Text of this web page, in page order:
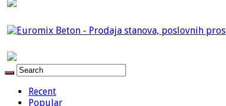
Recent
Popular